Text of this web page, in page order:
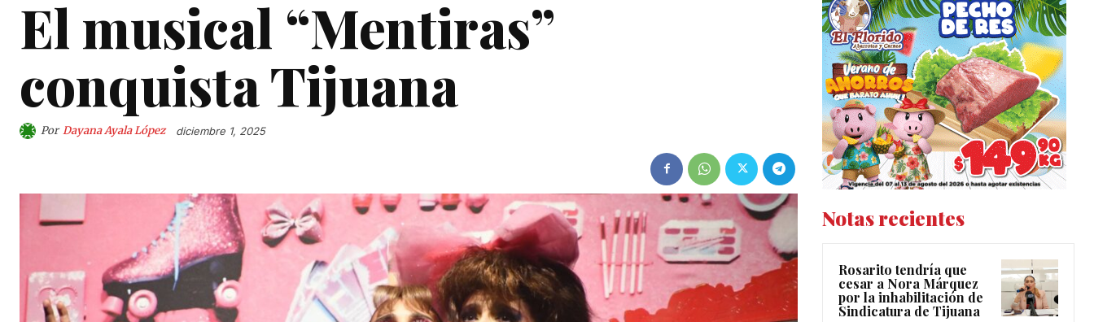
El musical “Mentiras”
conquista Tijuana
Por Dayana Ayala López diciembre 1, 2025
Notas recientes
Rosarito tendría que
cesar a Nora Márquez
por la inhabilitación de
Sindicatura de Tijuana